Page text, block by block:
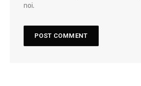
noi.